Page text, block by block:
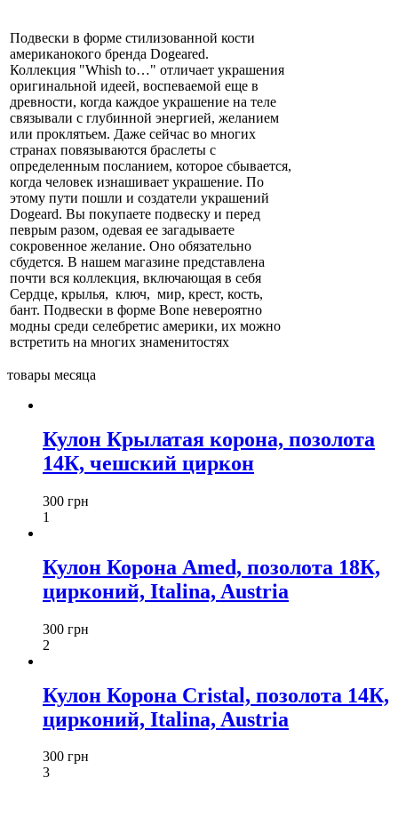
Подвески в форме стилизованной кости
американокого бренда Dogeared.
Коллекция "Whish to…" отличает украшения
оригинальной идеей, воспеваемой еще в
древности, когда каждое украшение на теле
связывали с глубинной энергией, желанием
или проклятьем. Даже сейчас во многих
странах повязываются браслеты с
определенным посланием, которое сбывается,
когда человек изнашивает украшение. По
этому пути пошли и создатели украшений
Dogeard. Вы покупаете подвеску и перед
певрым разом, одевая ее загадываете
сокровенное желание. Оно обязательно
сбудется. В нашем магазине представлена
почти вся коллекция, включающая в себя
Сердце, крылья, ключ, мир, крест, кость,
бант. Подвески в форме Bone невероятно
модны среди селебретис америки, их можно
встретить на многих знаменитостях
товары месяца
Кулон Крылатая корона, позолота
14К, чешский циркон
300 грн
1
Кулон Корона Amed, позолота 18К,
цирконий, Italina, Austria
300 грн
2
Кулон Корона Cristal, позолота 14К,
цирконий, Italina, Austria
300 грн
3